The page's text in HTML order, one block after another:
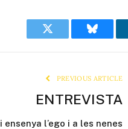
Twitter Bluesky
PREVIOUS ARTICLE
ENTREVISTA
ensenya l’ego i a les nenes